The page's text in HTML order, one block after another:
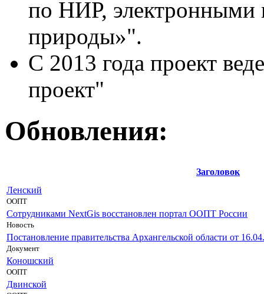
по НИР, электронными
природы»".
С 2013 года проект
проект"
Обновления:
Заголовок
Ленский
ООПТ
Сотрудниками NextGis восстановлен портал ООПТ России
Новость
Постановление правительства Архангельской области от
Документ
Коношский
ООПТ
Двинской